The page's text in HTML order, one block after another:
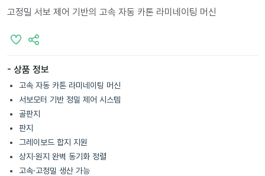
고정밀 서보 제어 기반의 고속 자동 카톤 라미네이팅 머신
- 상품 정보
고속 자동 카톤 라미네이팅 머신
서보모터 기반 정밀 제어 시스템
골판지
판지
그레이보드 합지 지원
상지·원지 완벽 동기화 정렬
고속·고정밀 생산 가능